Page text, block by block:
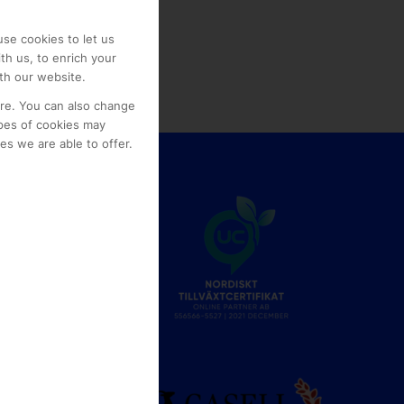
cookies to let us
us, to enrich your
our website.
You can also change
of cookies may
we are able to offer.